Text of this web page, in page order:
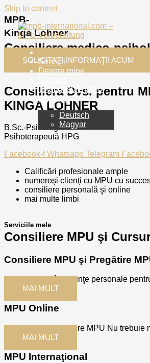
Skip to content
Servicii
Despre mine
Totul despre MPU
Română
Deutsch
Magyar
MPB-
Kinga Lohner
Consiliere medico-
SOLICITAŢI INFORMAŢII ACUM
Consiliera Dvs. pentru
KINGA LOHNER
B.Sc.-Psiholog
Psihoterapeută HPG
Facebook-f Whatsapp Telegram
Calificări profesionale ample
numeroşi clienţi cu MPU cu
consiliere personală şi online
mai multe limbi
Serviciile mele
Consiliere MPU şi
Consiliere MPU şi Pregătire
Vă pregătesc în şedinţe personale
MAI MULT
MPU Online
Consiliere şi Pregătire MPU Nu
MAI MULT
MPU Internaţional